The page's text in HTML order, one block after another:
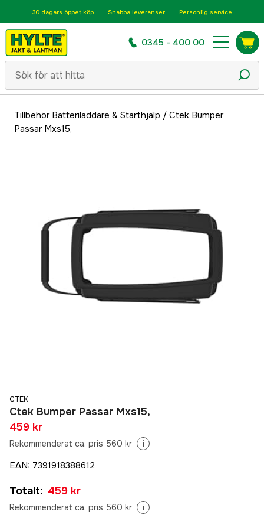
30 dagars öppet köp Snabba leveranser Personlig service
0345 - 400 00
Tillbehör Batteriladdare & Starthjälp / Ctek Bumper
Passar Mxs15,
CTEK
Ctek Bumper Passar Mxs15,
459 kr
Rekommenderat ca. pris 560 kr i
EAN: 7391918388612
Totalt: 459 kr
Rekommenderat ca. pris 560 kr i